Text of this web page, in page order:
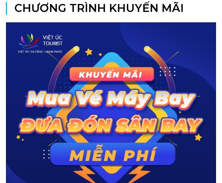
CHƯƠNG TRÌNH KHUYẾN MÃI